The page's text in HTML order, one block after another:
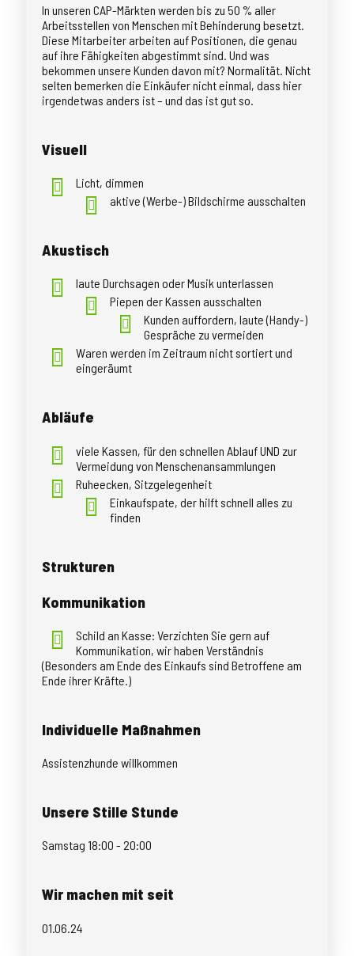
In unseren CAP-Märkten werden bis zu 50 % aller
Arbeitsstellen von Menschen mit Behinderung besetzt.
Diese Mitarbeiter arbeiten auf Positionen, die genau
auf ihre Fähigkeiten abgestimmt sind. Und was
bekommen unsere Kunden davon mit? Normalität. Nicht
selten bemerken die Einkäufer nicht einmal, dass hier
irgendetwas anders ist – und das ist gut so.
Visuell
Licht, dimmen
aktive (Werbe-) Bildschirme ausschalten
Akustisch
laute Durchsagen oder Musik unterlassen
Piepen der Kassen ausschalten
Kunden auffordern, laute (Handy-)
Gespräche zu vermeiden
Waren werden im Zeitraum nicht sortiert und
eingeräumt
Abläufe
viele Kassen, für den schnellen Ablauf UND zur
Vermeidung von Menschenansammlungen
Ruheecken, Sitzgelegenheit
Einkaufspate, der hilft schnell alles zu
finden
Strukturen
Kommunikation
Schild an Kasse: Verzichten Sie gern auf
Kommunikation, wir haben Verständnis
(Besonders am Ende des Einkaufs sind Betroffene am
Ende ihrer Kräfte.)
Individuelle Maßnahmen
Assistenzhunde willkommen
Unsere Stille Stunde
Samstag 18:00 - 20:00
Wir machen mit seit
01.06.24